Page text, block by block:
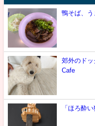
鴨そば、
郊外のド
Cafe
「ほろ酔